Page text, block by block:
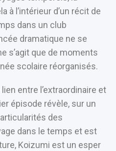
à l’intérieur d’un récit de
dans un club
dramatique ne se
s’agit que de moments
scolaire réorganisés.
entre l’extraordinaire et
épisode révèle, sur un
des
dans le temps et est
Koizumi est un esper